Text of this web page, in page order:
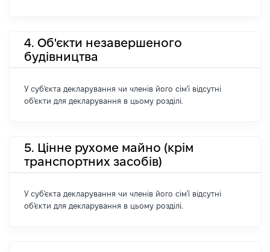
4. Об'єкти незавершеного
будівництва
У суб'єкта декларування чи членів його сім'ї відсутні
об'єкти для декларування в цьому розділі.
5. Цінне рухоме майно (крім
транспортних засобів)
У суб'єкта декларування чи членів його сім'ї відсутні
об'єкти для декларування в цьому розділі.